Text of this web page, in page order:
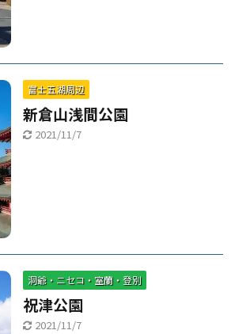
富士五湖周辺
新倉山浅間公園
2021/11/7
洞爺・ニセコ・室蘭・登別
祝津公園
2021/11/7